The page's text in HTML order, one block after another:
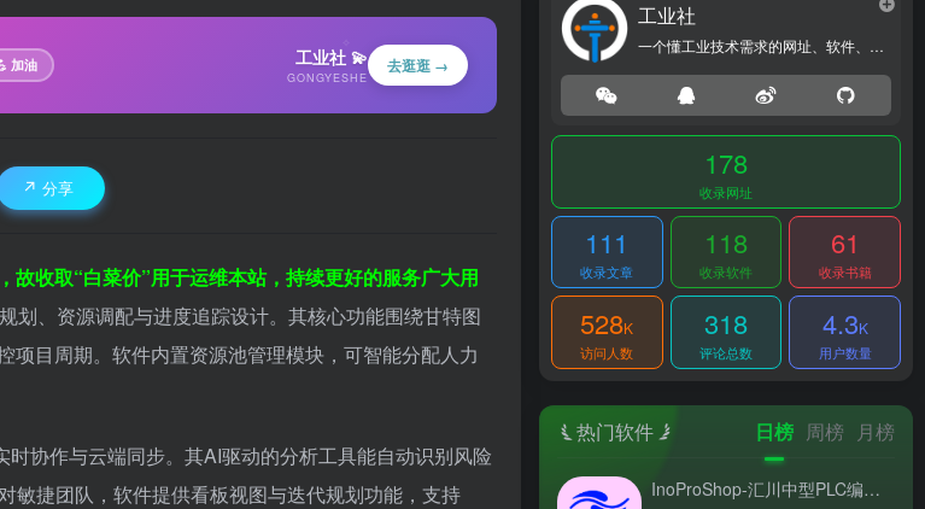
加油 工业社 💫
GONGYESHE
去逛逛 →
↗️ 分享
收取“白菜价”用于运维本站，持续更好的服务广大用
划、资源调配与进度追踪设计。其核心功能围绕甘特图
目周期。软件内置资源池管理模块，可智能分配人力
协作与云端同步。其AI驱动的分析工具能自动识别风险
敏捷团队，软件提供看板视图与迭代规划功能，支持
工业社
一个懂工业技术需求的网址、软件、资源、热点导航大全网站！
178
收录网址
111
收录文章
118
收录软件
61
收录书籍
528K
访问人数
318
评论总数
4.3K
用户数量
热门软件 日榜 周榜 月榜
InoProShop-汇川中型PLC编程软件